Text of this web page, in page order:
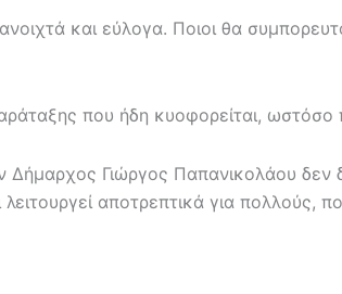
και εύλογα. Ποιοι θα
που ήδη κυοφορείται, ωστόσο
Δήμαρχος Γιώργος Παπανικολάου
αποτρεπτικά για πολλούς,